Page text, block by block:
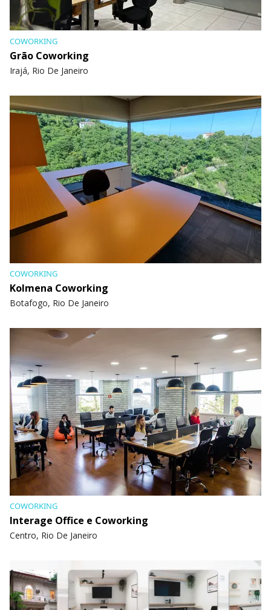
COWORKING
Grão Coworking
Irajá, Rio De Janeiro
COWORKING
Kolmena Coworking
Botafogo, Rio De Janeiro
COWORKING
Interage Office e Coworking
Centro, Rio De Janeiro